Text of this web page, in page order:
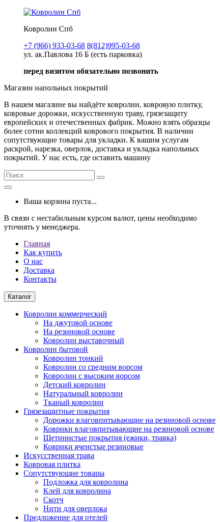
Ковролин Спб
+7 (966) 933-03-68 8(812)995-03-68
ул. ак.Павлова 16 Б (есть парковка)
перед визитом обязательно позвонить
Магазин напольных покрытий
В нашем магазине вы найдёте ковролин, ковровую плитку,
ковровые дорожки, искусственную траву, грязезащиту
европейских и отечественных фабрик. Можно взять образцы
более сотни коллекций коврового покрытия. В наличии
сопутствующие товары для укладки. К вашим услугам
раскрой, нарезка, оверлок, доставка и укладка напольных
покрытий. У нас есть, где оставить машину
Ваша корзина пуста...
В связи с нестабильным курсом валют, цены необходимо
уточнять у менеджера.
Главная
Как купить
О нас
Доставка
Контакты
Каталог
Ковролин коммерческий
На джутовой основе
На резиновой основе
Ковролин выставочный
Ковролин бытовой
Ковролин тонкий
Ковролин со средним ворсом
Ковролин с высоким ворсом
Детский ковролин
Натуральный ковролин
Тканый ковролин
Грязезащитные покрытия
Дорожки влаговпитывающие на резиновой основе
Коврики влаговпитывающие на резиновой основе
Щетинистые покрытия (ежики, травка)
Коврики ячеистые резиновые
Искусственная трава
Ковровая плитка
Сопутствующие товары
Подложка для ковролина
Клей для ковролина
Скотч
Нити для оверлока
Предложение для отелей